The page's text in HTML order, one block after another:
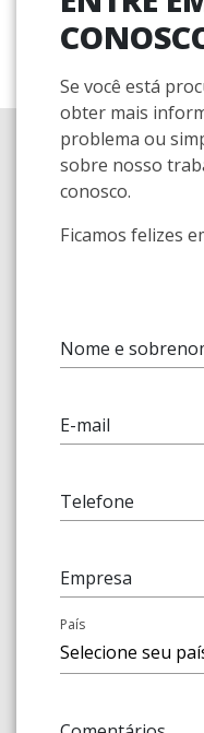
Se você está
obter mais
problema ou
sobre nosso
conosco.
Ficamos felizes
Nome e
E-mail
Telefone
Empresa
País